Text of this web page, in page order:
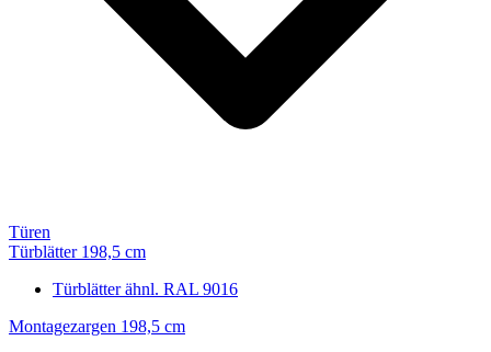
Türen
Türblätter 198,5 cm
Türblätter ähnl. RAL 9016
Montagezargen 198,5 cm